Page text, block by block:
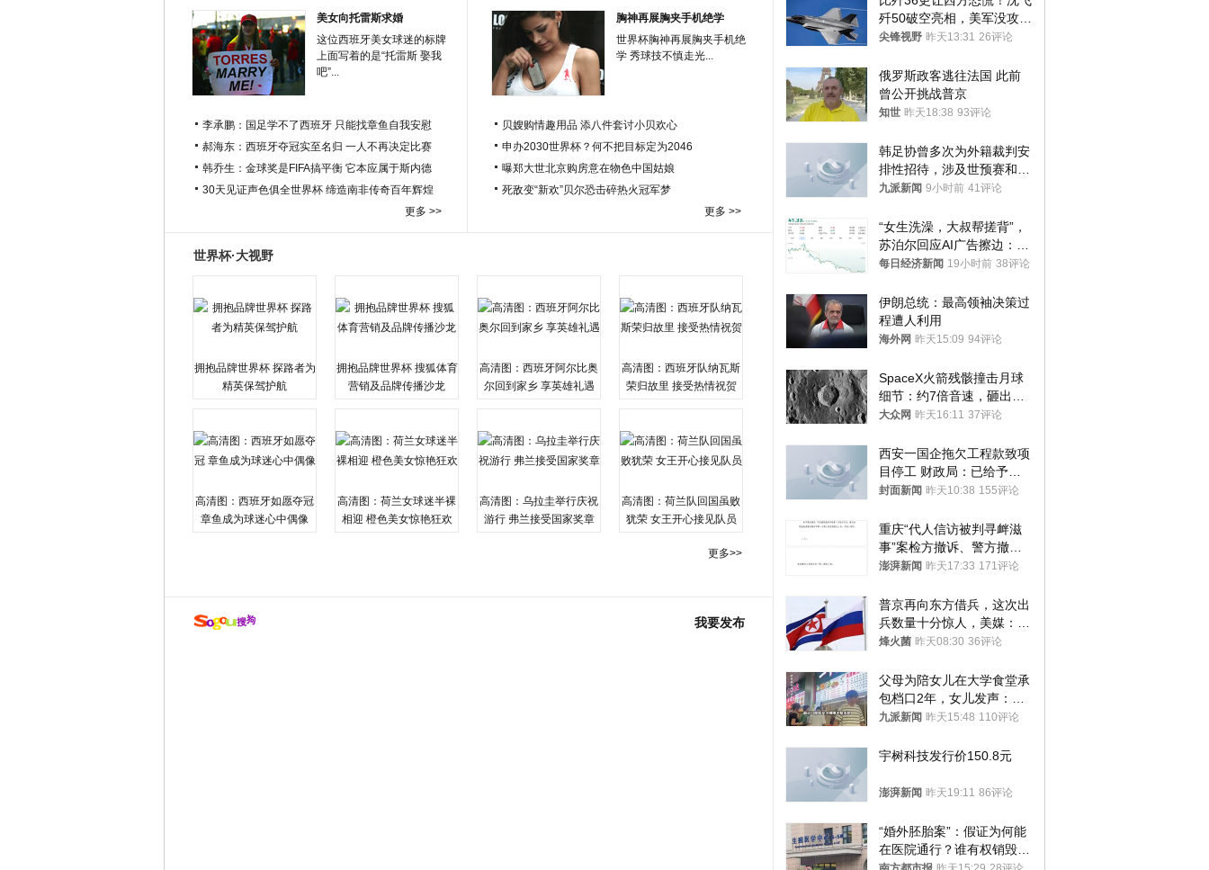
美女向托雷斯求婚
这位西班牙美女球迷的标牌
上面写着的是“托雷斯 娶我
吧”...
李承鹏：国足学不了西班牙 只能找章鱼自我安慰
郝海东：西班牙夺冠实至名归 一人不再决定比赛
韩乔生：金球奖是FIFA搞平衡 它本应属于斯内德
30天见证声色俱全世界杯 缔造南非传奇百年辉煌
更多 >>
胸神再展胸夹手机绝学
世界杯胸神再展胸夹手机绝
学 秀球技不慎走光...
贝嫂购情趣用品 添八件套讨小贝欢心
申办2030世界杯？何不把目标定为2046
曝郑大世北京购房意在物色中国姑娘
死敌变“新欢”贝尔恐击碎热火冠军梦
更多 >>
世界杯·大视野
拥抱品牌世界杯 探路者为
精英保驾护航
拥抱品牌世界杯 搜狐体育
营销及品牌传播沙龙
高清图：西班牙阿尔比奥
尔回到家乡 享英雄礼遇
高清图：西班牙队纳瓦斯
荣归故里 接受热情祝贺
高清图：西班牙如愿夺冠
章鱼成为球迷心中偶像
高清图：荷兰女球迷半裸
相迎 橙色美女惊艳狂欢
高清图：乌拉圭举行庆祝
游行 弗兰接受国家奖章
高清图：荷兰队回国虽败
犹荣 女王开心接见队员
更多>>
我要发布
歼50破空亮相，美军没攻克
的技术被拿下
尖锋视野 昨天13:31 26评论
俄罗斯政客逃往法国 此前
曾公开挑战普京
知世 昨天18:38 93评论
韩足协曾多次为外籍裁判安
排性招待，涉及世预赛和奥
预赛，韩足协回应
九派新闻 9小时前 41评论
“女生洗澡，大叔帮搓背”，
苏泊尔回应AI广告擦边：视
频全下架，已强化内容管理
每日经济新闻 19小时前 38评论
伊朗总统：最高领袖决策过
程遭人利用
海外网 昨天15:09 94评论
SpaceX火箭残骸撞击月球
细节：约7倍音速，砸出直
径约30米撞击坑
大众网 昨天16:11 37评论
西安一国企拖欠工程款致项
目停工 财政局：已给予处
分，正督促整改
封面新闻 昨天10:38 155评论
重庆“代人信访被判寻衅滋
事”案检方撤诉、警方撤
案，两被告人获国赔
澎湃新闻 昨天17:33 171评论
普京再向东方借兵，这次出
兵数量十分惊人，美媒：俄
朝要动真格？
烽火菌 昨天08:30 36评论
父母为陪女儿在大学食堂承
包档口2年，女儿发声：初
衷是为了陪伴，毕业后将不
九派新闻 昨天15:48 110评论
宇树科技发行价150.8元
澎湃新闻 昨天19:11 86评论
“婚外胚胎案”：假证为何能
在医院通行？谁有权销毁胚